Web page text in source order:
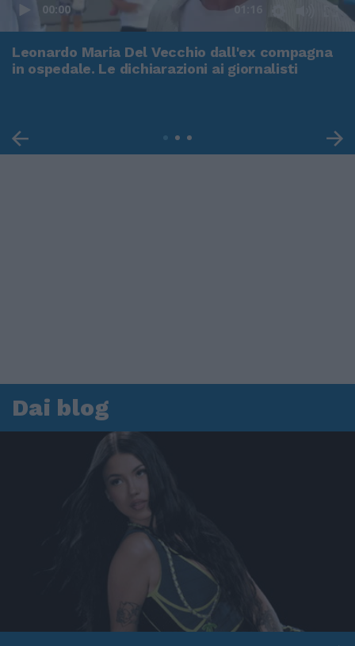
00:00 01:16
Leonardo Maria Del Vecchio dall'ex compagna
in ospedale. Le dichiarazioni ai giornalisti
Dai blog